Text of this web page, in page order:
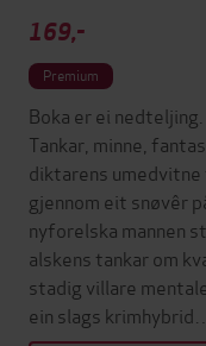
169,-
Premium
Boka er ei
Tankar, minne,
diktarens umedvitne
gjennom eit snøvêr
nyforelska mannen
alskens tankar om
stadig villare
ein slags krimhybrid…